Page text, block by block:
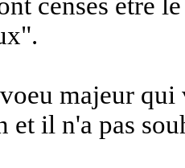
majeur
et il n'a pas